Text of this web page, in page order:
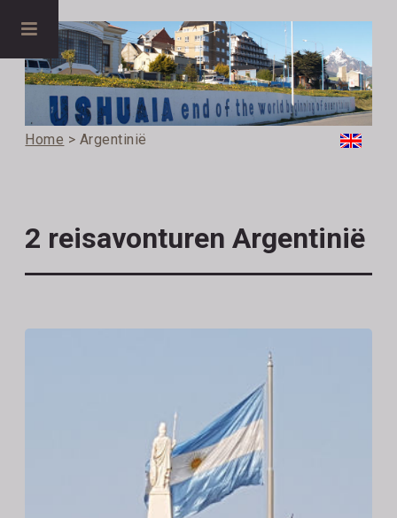
Home > Argentinië
2 reisavonturen Argentinië